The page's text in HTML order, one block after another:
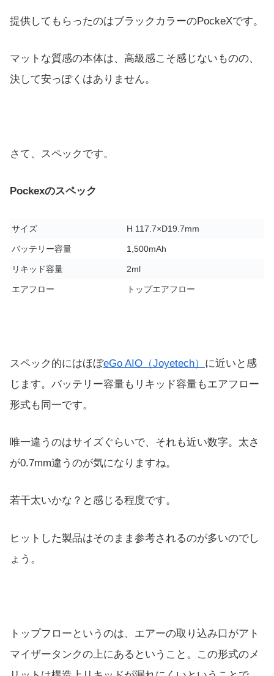
提供してもらったのはブラックカラーのPockeXです。
マットな質感の本体は、高級感こそ感じないものの、
決して安っぽくはありません。
さて、スペックです。
Pockexのスペック
サイズ H 117.7×D19.7mm
バッテリー容量 1,500mAh
リキッド容量 2ml
エアフロー トップエアフロー
スペック的にはほぼeGo AIO（Joyetech） に近いと感
じます。バッテリー容量もリキッド容量もエアフロー
形式も同一です。
唯一違うのはサイズぐらいで、それも近い数字。太さ
が0.7mm違うのが気になりますね。
若干太いかな？と感じる程度です。
ヒットした製品はそのまま参考されるのが多いのでし
ょう。
トップフローというのは、エアーの取り込み口がアト
マイザータンクの上にあるということ。この形式のメ